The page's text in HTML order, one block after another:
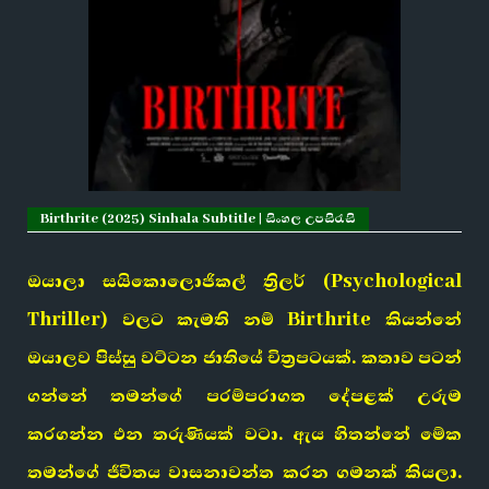
Birthrite (2025) Sinhala Subtitle | සිංහල උපසිරැසි
ඔයාලා සයිකොලොජිකල් ත්‍රිලර් (Psychological
Thriller) වලට කැමති නම් Birthrite කියන්නේ
ඔයාලව පිස්සු වට්ටන ජාතියේ චිත්‍රපටයක්. කතාව පටන්
ගන්නේ තමන්ගේ පරම්පරාගත දේපළක් උරුම
කරගන්න එන තරුණියක් වටා. ඇය හිතන්නේ මේක
තමන්ගේ ජීවිතය වාසනාවන්ත කරන ගමනක් කියලා.